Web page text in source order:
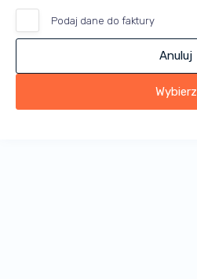
Podaj dane do faktury
Anuluj
Wybierz